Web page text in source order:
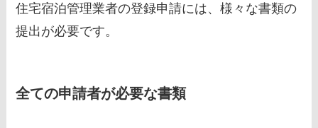
住宅宿泊管理業者の登録申請には、様々な書類の
提出が必要です。
全ての申請者が必要な書類